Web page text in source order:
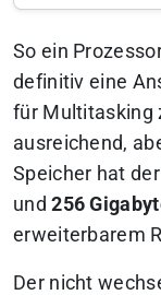
So ein
definitiv eine
für Multitasking
ausreichend,
Speicher hat
und256
erweiterbarem
Der nicht